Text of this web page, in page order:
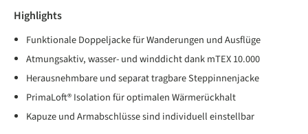
Highlights
Funktionale Doppeljacke für Wanderungen und Ausflüge
Atmungsaktiv, wasser- und winddicht dank mTEX 10.000
Herausnehmbare und separat tragbare Steppinnenjacke
PrimaLoft® Isolation für optimalen Wärmerückhalt
Kapuze und Armabschlüsse sind individuell einstellbar